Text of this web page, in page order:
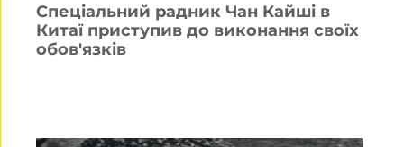
Спеціальний радник Чан Кайші в
Китаї приступив до виконання своїх
обов'язків